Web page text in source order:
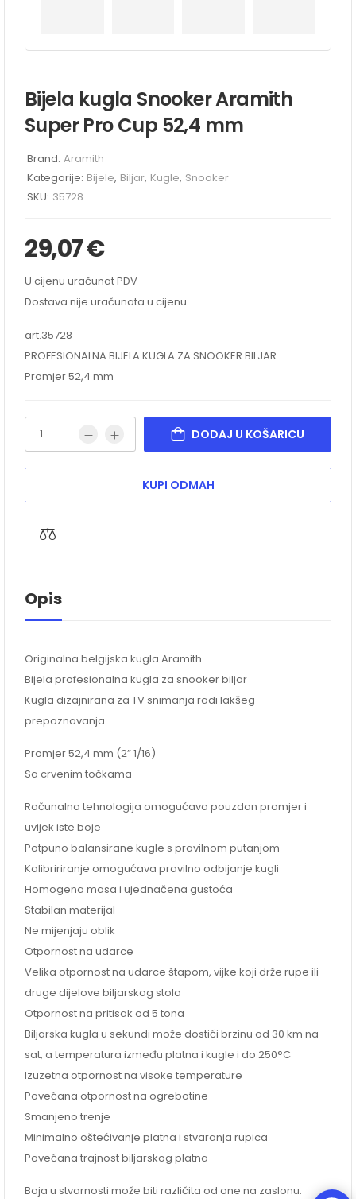
Bijela kugla Snooker Aramith
Super Pro Cup 52,4 mm
Brand: Aramith
Kategorije: Bijele, Biljar, Kugle, Snooker
SKU: 35728
29,07€
U cijenu uračunat PDV
Dostava nije uračunata u cijenu
art.35728
PROFESIONALNA BIJELA KUGLA ZA SNOOKER BILJAR
Promjer 52,4 mm
DODAJ U KOŠARICU
KUPI ODMAH
Opis
Originalna belgijska kugla Aramith
Bijela profesionalna kugla za snooker biljar
Kugla dizajnirana za TV snimanja radi lakšeg
prepoznavanja
Promjer 52,4 mm (2” 1/16)
Sa crvenim točkama
Računalna tehnologija omogućava pouzdan promjer i
uvijek iste boje
Potpuno balansirane kugle s pravilnom putanjom
Kalibririranje omogućava pravilno odbijanje kugli
Homogena masa i ujednačena gustoća
Stabilan materijal
Ne mijenjaju oblik
Otpornost na udarce
Velika otpornost na udarce štapom, vijke koji drže rupe ili
druge dijelove biljarskog stola
Otpornost na pritisak od 5 tona
Biljarska kugla u sekundi može dostići brzinu od 30 km na
sat, a temperatura između platna i kugle i do 250°C
Izuzetna otpornost na visoke temperature
Povećana otpornost na ogrebotine
Smanjeno trenje
Minimalno oštećivanje platna i stvaranja rupica
Povećana trajnost biljarskog platna
Boja u stvarnosti može biti različita od one na zaslonu.